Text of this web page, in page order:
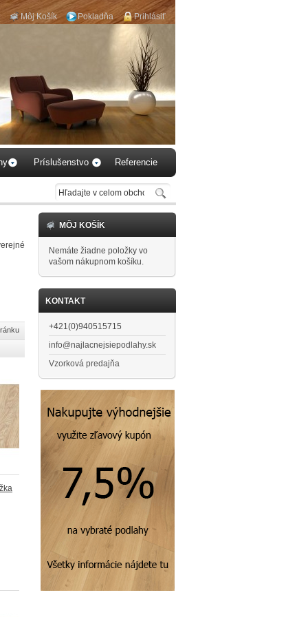
Môj Košík Pokladňa Prihlásiť
Príslušenstvo Referencie
MÔJ KOŠÍK
Nemáte žiadne položky vo
vašom nákupnom košíku.
KONTAKT
+421(0)940515715
info@najlacnejsiepodlahy.sk
Vzorková predajňa
...vyberte si podlahu k
Vášmu obytnému
priestoru...